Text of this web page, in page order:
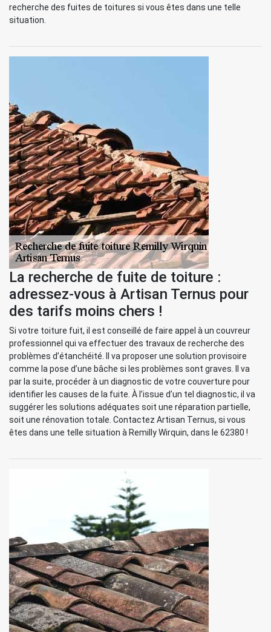
recherche des fuites de toitures si vous êtes dans une telle
situation.
La recherche de fuite de toiture :
adressez-vous à Artisan Ternus pour
des tarifs moins chers !
Si votre toiture fuit, il est conseillé de faire appel à un couvreur
professionnel qui va effectuer des travaux de recherche des
problèmes d’étanchéité. Il va proposer une solution provisoire
comme la pose d’une bâche si les problèmes sont graves. Il va
par la suite, procéder à un diagnostic de votre couverture pour
identifier les causes de la fuite. À l’issue d’un tel diagnostic, il va
suggérer les solutions adéquates soit une réparation partielle,
soit une rénovation totale. Contactez Artisan Ternus, si vous
êtes dans une telle situation à Remilly Wirquin, dans le 62380 !